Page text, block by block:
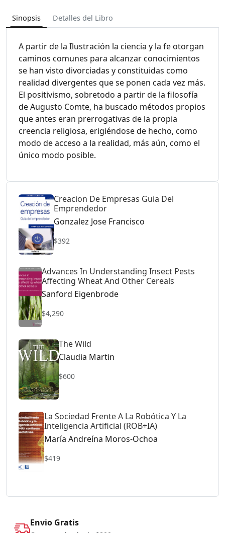
Sinopsis Detalles del Libro
A partir de la Ilustración la ciencia y la fe otorgan
caminos comunes para alcanzar conocimientos
se han visto divorciadas y constituidas como
realidad divergentes que se ponen cada vez más.
El positivismo, sobretodo a partir de la filosofía
de Augusto Comte, ha buscado métodos propios
que antes eran prerrogativas de la propia
creencia religiosa, erigiéndose de hecho, como
modo de acceso a la realidad, más aún, como el
único modo posible.
Creacion De Empresas Guia Del
Emprendedor
Gonzalez Jose Francisco
$392
Advances In Understanding Insect Pests
Affecting Wheat And Other Cereals
Sanford Eigenbrode
$4,290
The Wild
Claudia Martin
$600
La Sociedad Frente A La Robótica Y La
Inteligencia Artificial (ROB+IA)
María Andreína Moros-Ochoa
$419
Envio Gratis